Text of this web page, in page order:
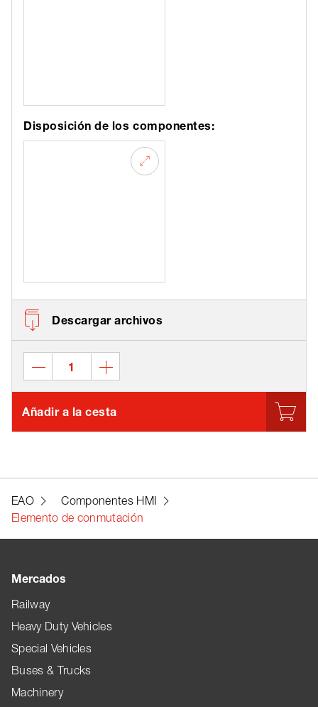
Disposición de los componentes:
Descargar archivos
Añadir a la cesta
EAO
Componentes HMI
Elemento de conmutación
Mercados
Railway
Heavy Duty Vehicles
Special Vehicles
Buses & Trucks
Machinery